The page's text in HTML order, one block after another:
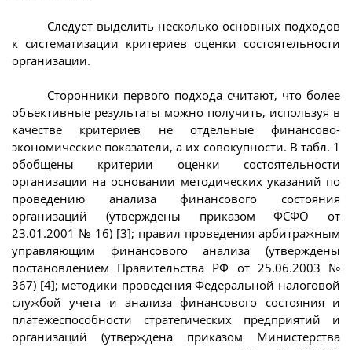
Следует выделить несколько основных подходов
к систематизации критериев оценки состоятельности
организации.
Сторонники первого подхода считают, что более
объективные результаты можно получить, используя в
качестве критериев не отдельные финансово-
экономические показатели, а их совокупности. В табл. 1
обобщены критерии оценки состоятельности
организации на основании методических указаний по
проведению анализа финансового состояния
организаций (утверждены приказом ФСФО от
23.01.2001 № 16) [3]; правил проведения арбитражным
управляющим финансового анализа (утверждены
постановлением Правительства РФ от 25.06.2003 №
367) [4]; методики проведения Федеральной налоговой
службой учета и анализа финансового состояния и
платежеспособности стратегических предприятий и
организаций (утверждена приказом Министерства